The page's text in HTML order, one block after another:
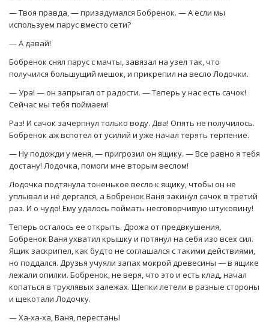
— Твоя правда, — призадумался Бобренок. — А если мы
используем парус вместо сети?
— А давай!
Бобренок снял парус с мачты, завязал на узел так, что
получился большущий мешок, и прикрепил на весло Лодочки.
— Ура! — он запрыгал от радости. — Теперь у нас есть сачок!
Сейчас мы тебя поймаем!
Раз! И сачок зачерпнул только воду. Два! Опять не получилось.
Бобренок аж вспотел от усилий и уже начал терять терпение.
— Ну подожди у меня, — пригрозил он ящику. — Все равно я тебя
достану! Лодочка, помоги мне вторым веслом!
Лодочка подтянула тоненькое весло к ящику, чтобы он не
уплывал и не дергался, а Бобренок Ваня закинул сачок в третий
раз. И о чудо! Ему удалось поймать несговорчивую штуковину!
Теперь осталось ее открыть. Дрожа от предвкушения,
Бобренок Ваня ухватил крышку и потянул на себя изо всех сил.
Ящик заскрипел, как будто не соглашался с такими действиями,
но поддался. Друзья учуяли запах мокрой древесины — в ящике
лежали опилки. Бобренок, не веря, что это и есть клад, начал
копаться в трухлявых залежах. Щепки летели в разные стороны
и щекотали Лодочку.
— Ха-ха-ха, Ваня, перестань!